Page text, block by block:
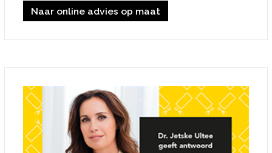
Naar online advies op maat